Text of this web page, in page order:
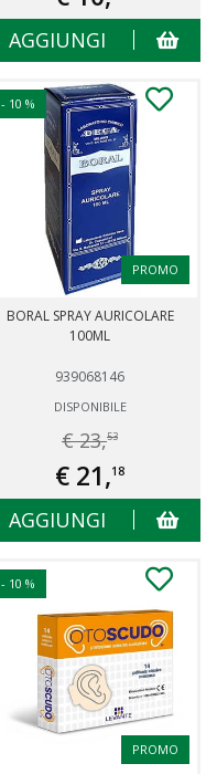
AGGIUNGI
- 10 %
PROMO
BORAL SPRAY AURICOLARE
100ML
939068146
DISPONIBILE
€ 23,53
€ 21,18
AGGIUNGI
- 10 %
PROMO